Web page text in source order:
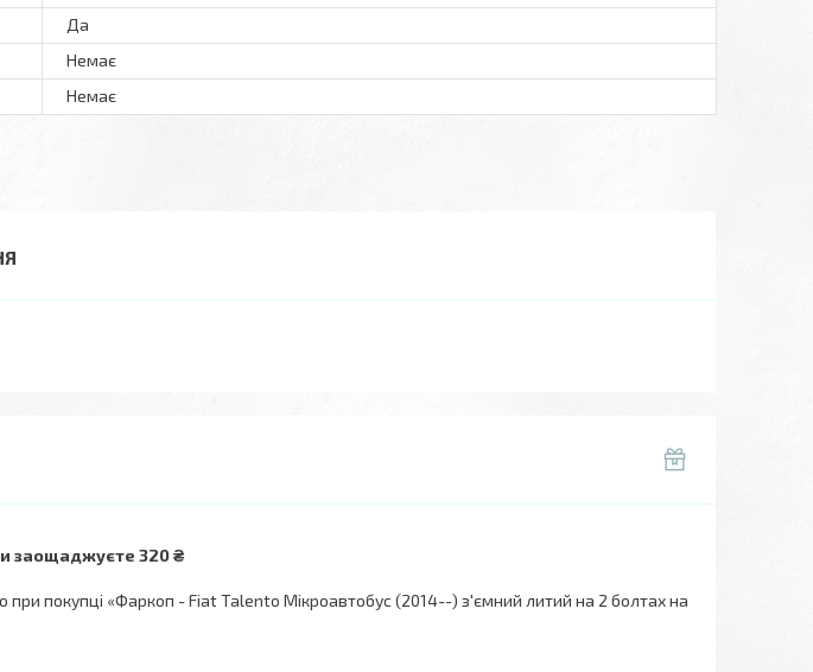
Да
Немає
Немає
заощаджуєте 320 ₴
покупці «Фаркоп - Fiat Talento Мікроавтобус (2014--) з'ємний литий на 2 болтах на